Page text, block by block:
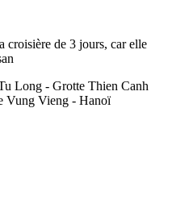
croisière de 3 jours, car elle
Long - Grotte Thien Canh
Vung Vieng - Hanoï